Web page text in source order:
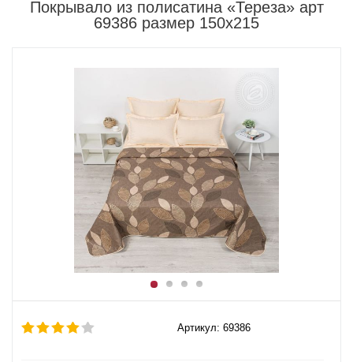
Покрывало из полисатина «Тереза» арт
69386 размер 150x215
Артикул: 69386